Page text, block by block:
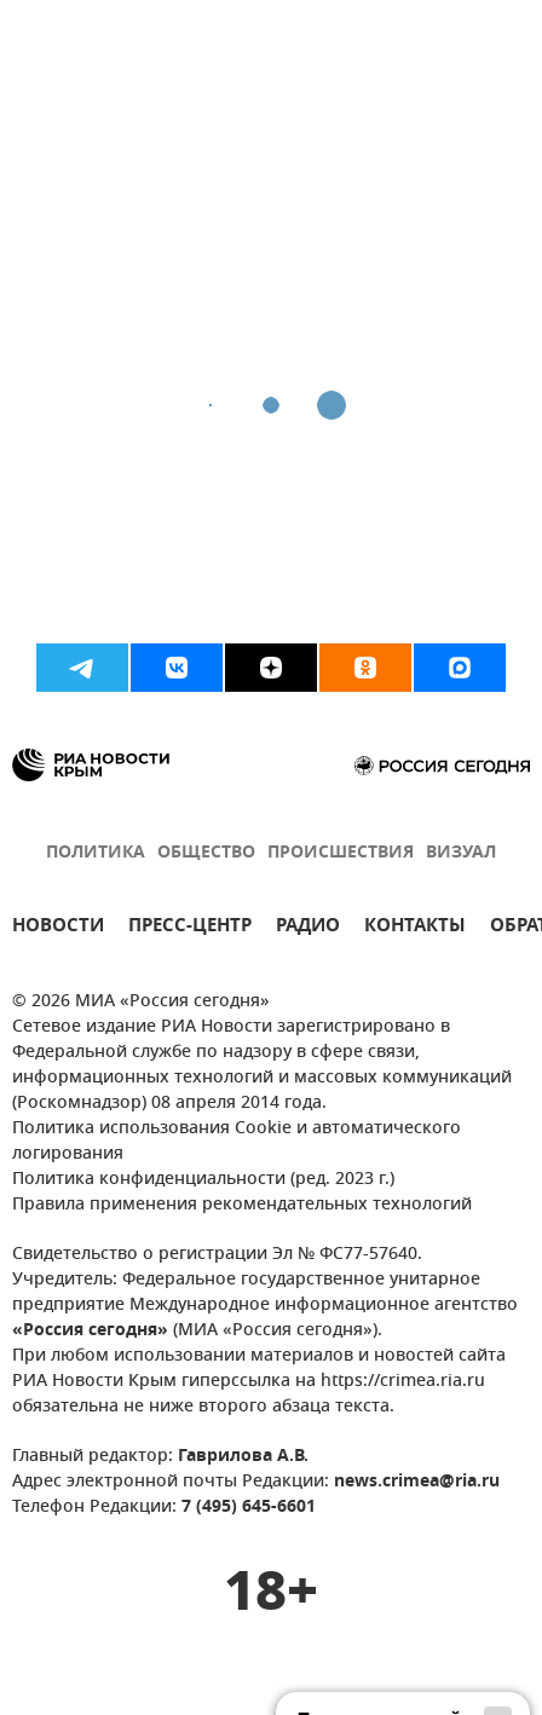
ПОЛИТИКА ОБЩЕСТВО ПРОИСШЕСТВИЯ ВИЗУАЛ
НОВОСТИ ПРЕСС-ЦЕНТР РАДИО КОНТАКТЫ
© 2026 МИА «Россия сегодня»
Сетевое издание РИА Новости зарегистрировано в
Федеральной службе по надзору в сфере связи,
информационных технологий и массовых коммуникаций
(Роскомнадзор) 08 апреля 2014 года.
Политика использования Cookie и автоматического
логирования
Политика конфиденциальности (ред. 2023 г.)
Правила применения рекомендательных технологий
Свидетельство о регистрации Эл № ФС77-57640.
Учредитель: Федеральное государственное унитарное
предприятие Международное информационное агентство
«Россия сегодня» (МИА «Россия сегодня»).
При любом использовании материалов и новостей сайта
РИА Новости Крым гиперссылка на https://crimea.ria.ru
обязательна не ниже второго абзаца текста.
Главный редактор: Гаврилова А.В.
Адрес электронной почты Редакции: news.crimea@ria.ru
Телефон Редакции: 7 (495) 645-6601
18+